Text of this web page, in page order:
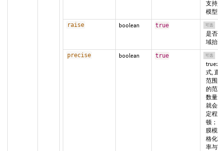
支
模
raise boolean true 可选
是
域
precise boolean true 可选
式,
范
的
数
就
定
顿
膜
格
率